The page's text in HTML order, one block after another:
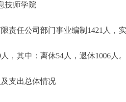
师学院
任公司部门事业编制1421人，实
其中：离休54人，退休1006人。
支出总体情况